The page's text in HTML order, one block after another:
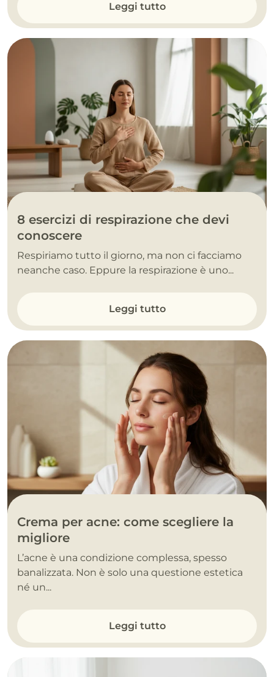
Leggi tutto
8 esercizi di respirazione che devi
conoscere
Respiriamo tutto il giorno, ma non ci facciamo
neanche caso. Eppure la respirazione è uno...
Leggi tutto
Crema per acne: come scegliere la
migliore
L’acne è una condizione complessa, spesso
banalizzata. Non è solo una questione estetica
né un...
Leggi tutto